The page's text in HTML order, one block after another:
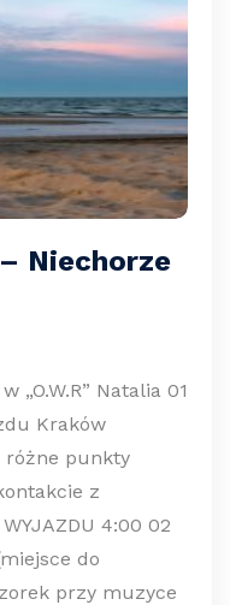
Niechorze
„O.W.R” Natalia 01
Kraków
różne punkty
z
4:00 02
do
przy muzyce